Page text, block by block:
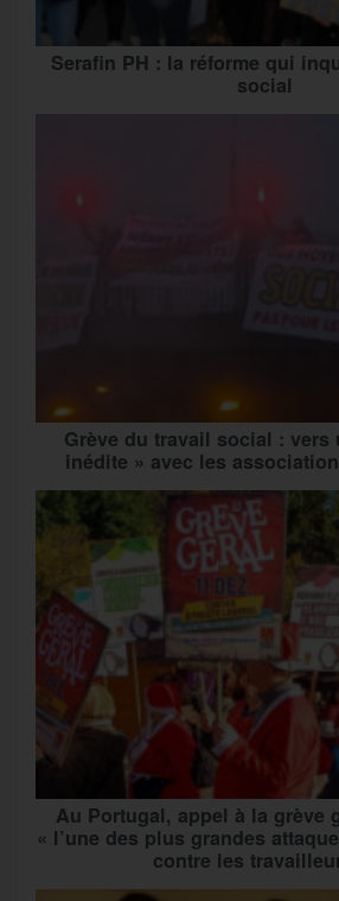
Serafin PH : la réforme qui
social
Grève du travail social : vers
inédite » avec les
Au Portugal, appel à la grève
« l’une des plus grandes
contre les